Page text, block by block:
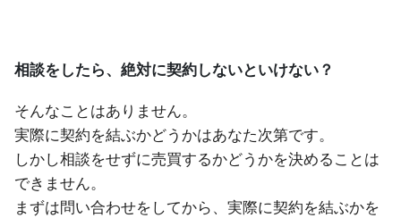
相談をしたら、絶対に契約しないといけない？
そんなことはありません。
実際に契約を結ぶかどうかはあなた次第です。
しかし相談をせずに売買するかどうかを決めることは
できません。
まずは問い合わせをしてから、実際に契約を結ぶかを